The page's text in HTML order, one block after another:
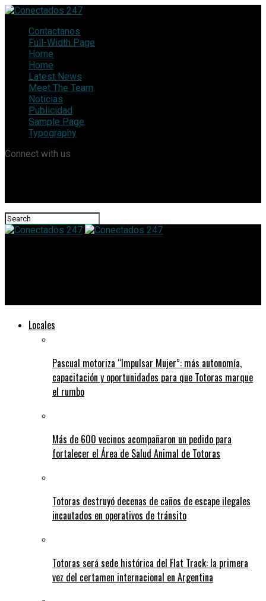
Contactanos
Full-Width Page
Home
Home
Latest News
Meet The Team
Noticias
Publicidad
Sample Page
Typography
Connect with us
Locales
Pascual motoriza “Impulsar Mujer”: más autonomía,
capacitación y oportunidades para que Totoras marque
el rumbo
Más de 600 vecinos acompañaron un pedido para
fortalecer el Área de Salud Animal de Totoras
Totoras destruyó decenas de caños de escape ilegales
incautados en operativos de tránsito
Totoras será sede histórica del Flat Track: la primera
vez del certamen internacional en Argentina